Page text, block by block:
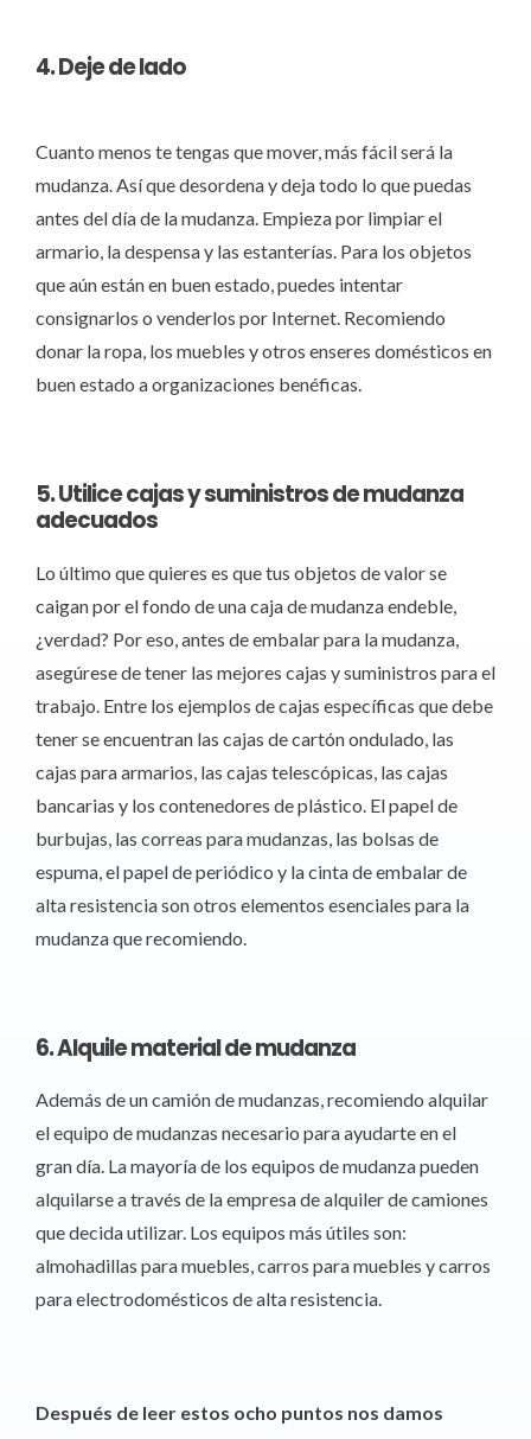
4. Deje de lado
Cuanto menos te tengas que mover, más fácil será la
mudanza. Así que desordena y deja todo lo que puedas
antes del día de la mudanza. Empieza por limpiar el
armario, la despensa y las estanterías. Para los objetos
que aún están en buen estado, puedes intentar
consignarlos o venderlos por Internet. Recomiendo
donar la ropa, los muebles y otros enseres domésticos en
buen estado a organizaciones benéficas.
5. Utilice cajas y suministros de mudanza
adecuados
Lo último que quieres es que tus objetos de valor se
caigan por el fondo de una caja de mudanza endeble,
¿verdad? Por eso, antes de embalar para la mudanza,
asegúrese de tener las mejores cajas y suministros para el
trabajo. Entre los ejemplos de cajas específicas que debe
tener se encuentran las cajas de cartón ondulado, las
cajas para armarios, las cajas telescópicas, las cajas
bancarias y los contenedores de plástico. El papel de
burbujas, las correas para mudanzas, las bolsas de
espuma, el papel de periódico y la cinta de embalar de
alta resistencia son otros elementos esenciales para la
mudanza que recomiendo.
6. Alquile material de mudanza
Además de un camión de mudanzas, recomiendo alquilar
el equipo de mudanzas necesario para ayudarte en el
gran día. La mayoría de los equipos de mudanza pueden
alquilarse a través de la empresa de alquiler de camiones
que decida utilizar. Los equipos más útiles son:
almohadillas para muebles, carros para muebles y carros
para electrodomésticos de alta resistencia.
Después de leer estos ocho puntos nos damos